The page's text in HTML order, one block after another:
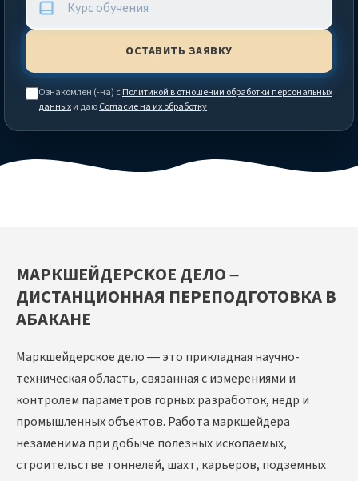
Ознакомлен (-на) сПолитикой в отношении обработки персональных
данныхи даюСогласие на их обработку
МАРКШЕЙДЕРСКОЕ ДЕЛО –
ДИСТАНЦИОННАЯ ПЕРЕПОДГОТОВКА В
АБАКАНЕ
Маркшейдерское дело — это прикладная научно-
техническая область, связанная с измерениями и
контролем параметров горных разработок, недр и
промышленных объектов. Работа маркшейдера
незаменима при добыче полезных ископаемых,
строительстве тоннелей, шахт, карьеров, подземных